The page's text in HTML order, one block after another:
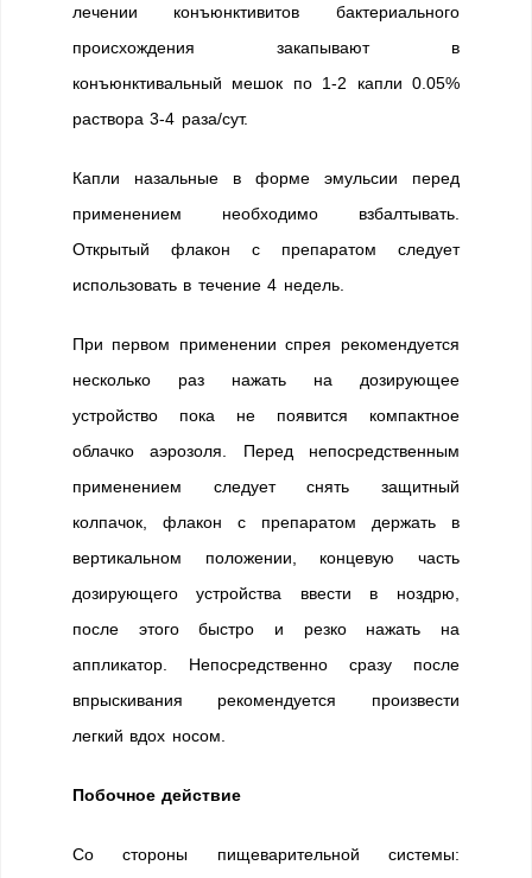
лечении конъюнктивитов бактериального
происхождения закапывают в
конъюнктивальный мешок по 1-2 капли 0.05%
раствора 3-4 раза/сут.
Капли назальные в форме эмульсии перед
применением необходимо взбалтывать.
Открытый флакон с препаратом следует
использовать в течение 4 недель.
При первом применении спрея рекомендуется
несколько раз нажать на дозирующее
устройство пока не появится компактное
облачко аэрозоля. Перед непосредственным
применением следует снять защитный
колпачок, флакон с препаратом держать в
вертикальном положении, концевую часть
дозирующего устройства ввести в ноздрю,
после этого быстро и резко нажать на
аппликатор. Непосредственно сразу после
впрыскивания рекомендуется произвести
легкий вдох носом.
Побочное действие
Со стороны пищеварительной системы: